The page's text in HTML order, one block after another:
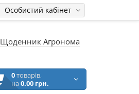
Особистий кабінет
Щоденник Агронома
0товарів,
на0.00 грн.